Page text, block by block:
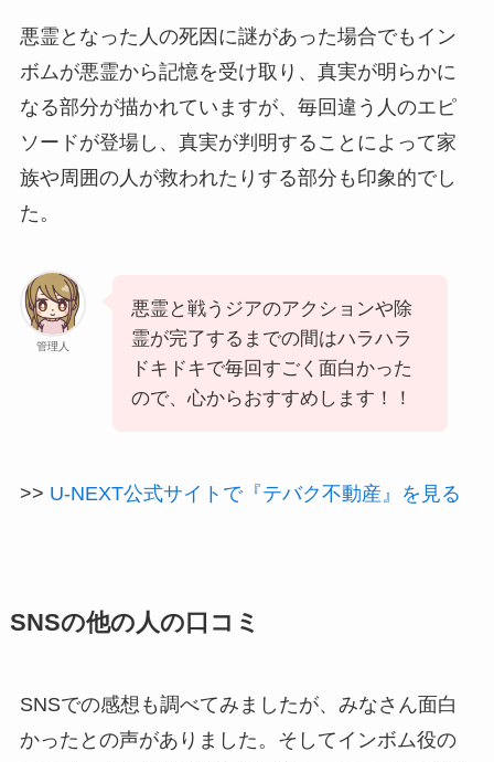
悪霊となった人の死因に謎があった場合でもイン
ボムが悪霊から記憶を受け取り、真実が明らかに
なる部分が描かれていますが、毎回違う人のエピ
ソードが登場し、真実が判明することによって家
族や周囲の人が救われたりする部分も印象的でし
た。
管理人
悪霊と戦うジアのアクションや除
霊が完了するまでの間はハラハラ
ドキドキで毎回すごく面白かった
ので、心からおすすめします！！
>> U-NEXT公式サイトで『テバク不動産』を見る
SNSの他の人の口コミ
SNSでの感想も調べてみましたが、みなさん面白
かったとの声がありました。そしてインボム役の